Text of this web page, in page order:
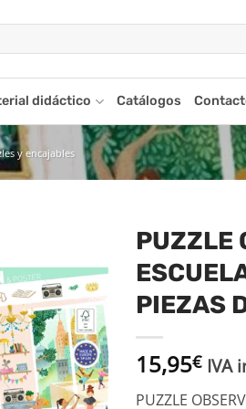
didáctico Catálogos
y encajables
Añadir
a la
lista
de
deseos
PUZZLE
PIEZAS
15,95€ IVA
PUZZLE